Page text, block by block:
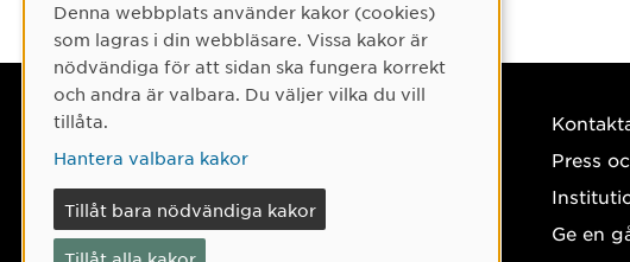
Tel: 090-786 50 00
Hitta till oss
Press
Ge en
Cookie-samtycke
Denna webbplats använder kakor (cookies)
som lagras i din webbläsare. Vissa kakor är
nödvändiga för att sidan ska fungera korrekt
och andra är valbara. Du väljer vilka du vill
tillåta.
Hantera valbara kakor
Tillåt bara nödvändiga kakor